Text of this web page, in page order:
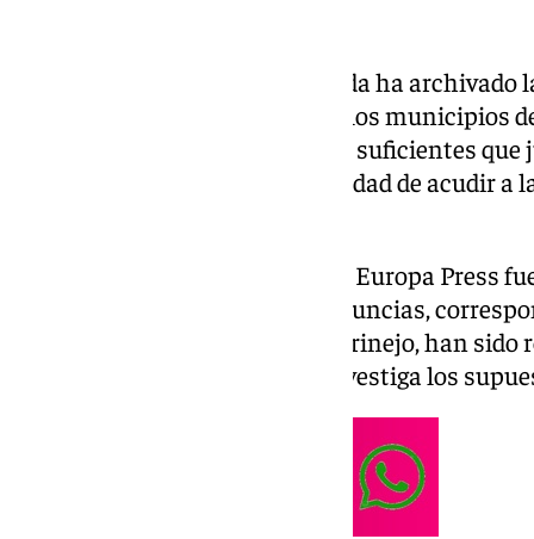
La Fiscalía Provincial de Granada ha
oposiciones de Policía Local de los municipios
Villamena «por falta de indicios suficientes
penal sin perjuicio de la posibilidad de acudir a
Así lo han indicado este lunes a Europa Press
precisado que las otras tres denuncias,
granadina, de Albolote y de Algarinejo, han
Instrucción de Granada, que investiga los